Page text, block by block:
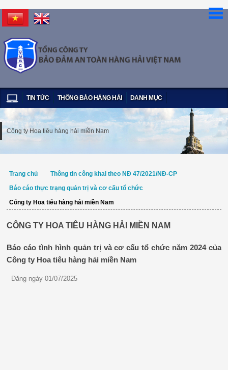
TIN TỨC THÔNG BÁO HÀNG HẢI DANH MỤC
Công ty Hoa tiêu hàng hải miền Nam
Trang chủ
Thông tin công khai theo NĐ 47/2021/NĐ-CP
Báo cáo thực trạng quản trị và cơ cấu tổ chức
Công ty Hoa tiêu hàng hải miền Nam
CÔNG TY HOA TIÊU HÀNG HẢI MIỀN NAM
Báo cáo tình hình quản trị và cơ cấu tổ chức năm 2024 của
Công ty Hoa tiêu hàng hải miền Nam
Đăng ngày 01/07/2025